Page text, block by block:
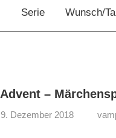
Serie Wunsch/
–
9. Dezember 2018